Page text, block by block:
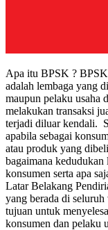
Apa itu BPSK ? BPSK
adalah lembaga yang
maupun pelaku usaha
melakukan transaksi
terjadi diluar kendali.
apabila sebagai
atau produk yang
bagaimana
konsumen serta apa
Latar Belakang
yang berada di
tujuan untuk
konsumen dan pelaku